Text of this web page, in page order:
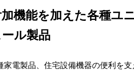
機能を加えた各種ユ
ル製品
家電製品、住宅設備機器の便利を支